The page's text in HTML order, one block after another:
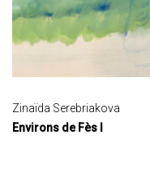
Zinaïda Serebriakova
Environs de Fès I